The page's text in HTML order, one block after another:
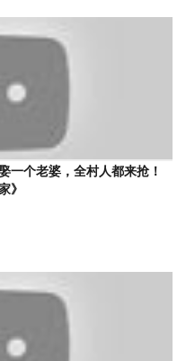
一个老婆，全村人都来抢！
》